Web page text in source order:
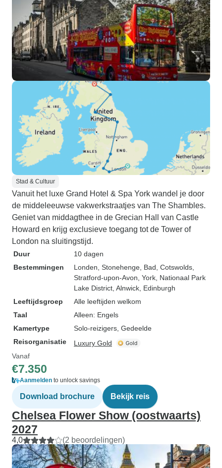
Stad & Cultuur
Vanuit het luxe Grand Hotel & Spa York wandel je door
de middeleeuwse vakwerkstraatjes van The Shambles.
Geniet van middagthee in de Grecian Hall van Castle
Howard en krijg exclusieve toegang tot de Tower of
London na sluitingstijd.
Duur
10 dagen
Bestemmingen
Londen , Stonehenge , Bad , Cotswolds
Stratford-upon-Avon , York , Nationaal Park
Lake District , Alnwick , Edinburgh
Leeftijdsgroep
Alle leeftijden welkom
Taal
Alleen: Engels
Kamertype
Solo-reizigers, Gedeelde
Reisorganisatie
Luxury Gold
Vanaf
€7.350
Aanmelden to unlock savings
Download brochure Bekijk reis
Chelsea Flower Show (oostwaarts)
2027
4,0 (2 beoordelingen)